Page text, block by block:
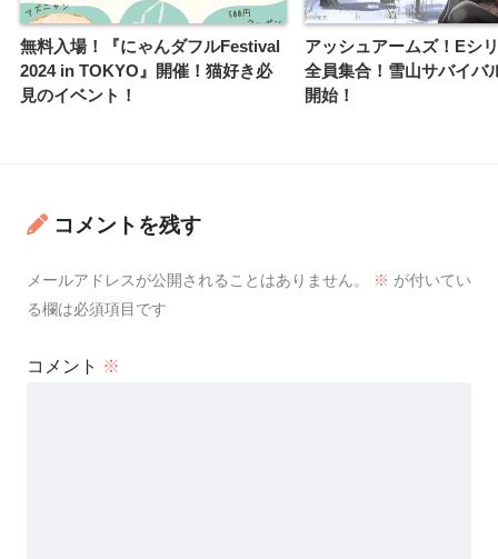
無料入場！『にゃんダフルFestival
2024 in TOKYO』開催！猫好き必
見のイベント！
アッシュアームズ！Eシ
全員集合！雪山サバイバ
開始！
コメントを残す
メールアドレスが公開されることはありません。 ※ が付いてい
る欄は必須項目です
コメント ※